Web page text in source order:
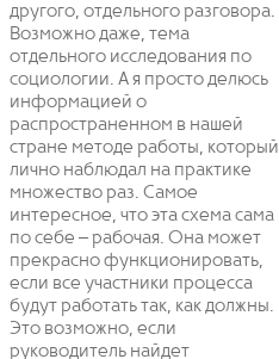
другого, отдельного разговора.
Возможно даже, тема
отдельного исследования по
социологии. А я просто делюсь
информацией о
распространенном в нашей
стране методе работы, который
лично наблюдал на практике
множество раз. Самое
интересное, что эта схема сама
по себе – рабочая. Она может
прекрасно функционировать,
если все участники процесса
будут работать так, как должны.
Это возможно, если
руководитель найдет